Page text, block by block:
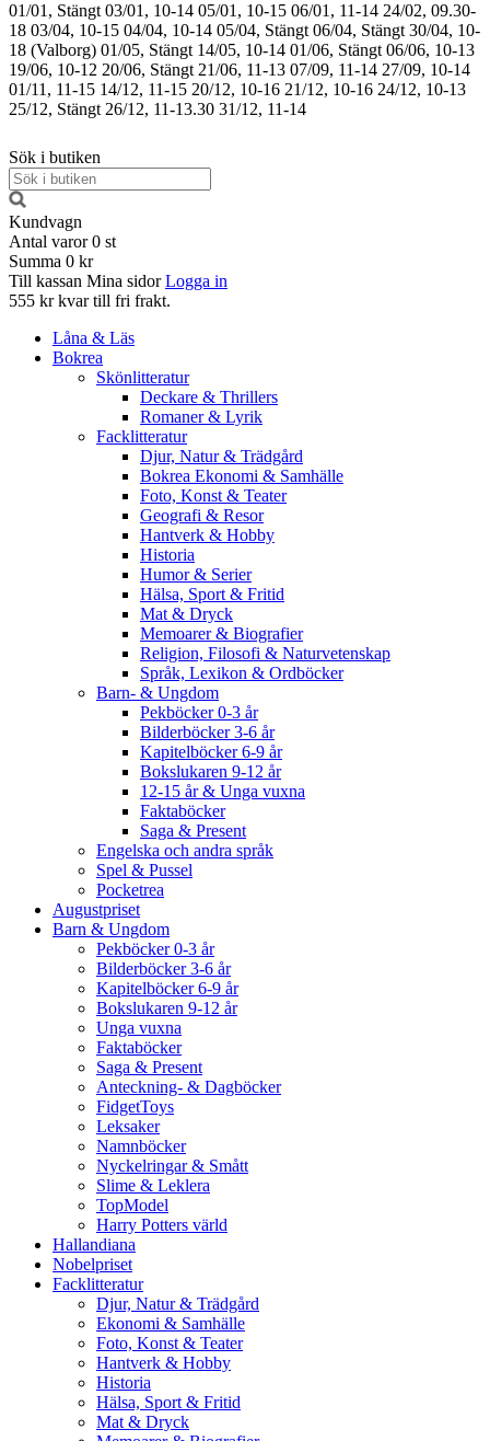
01/01, Stängt 03/01, 10-14 05/01, 10-15 06/01, 11-14 24/02, 09.30-
18 03/04, 10-15 04/04, 10-14 05/04, Stängt 06/04, Stängt 30/04, 10-
18 (Valborg) 01/05, Stängt 14/05, 10-14 01/06, Stängt 06/06, 10-13
19/06, 10-12 20/06, Stängt 21/06, 11-13 07/09, 11-14 27/09, 10-14
01/11, 11-15 14/12, 11-15 20/12, 10-16 21/12, 10-16 24/12, 10-13
25/12, Stängt 26/12, 11-13.30 31/12, 11-14
Sök i butiken
Kundvagn
Antal varor 0 st
Summa 0 kr
Till kassan Mina sidor Logga in
555 kr kvar till fri frakt.
Låna & Läs
Bokrea
Skönlitteratur
Deckare & Thrillers
Romaner & Lyrik
Facklitteratur
Djur, Natur & Trädgård
Bokrea Ekonomi & Samhälle
Foto, Konst & Teater
Geografi & Resor
Hantverk & Hobby
Historia
Humor & Serier
Hälsa, Sport & Fritid
Mat & Dryck
Memoarer & Biografier
Religion, Filosofi & Naturvetenskap
Språk, Lexikon & Ordböcker
Barn- & Ungdom
Pekböcker 0-3 år
Bilderböcker 3-6 år
Kapitelböcker 6-9 år
Bokslukaren 9-12 år
12-15 år & Unga vuxna
Faktaböcker
Saga & Present
Engelska och andra språk
Spel & Pussel
Pocketrea
Augustpriset
Barn & Ungdom
Pekböcker 0-3 år
Bilderböcker 3-6 år
Kapitelböcker 6-9 år
Bokslukaren 9-12 år
Unga vuxna
Faktaböcker
Saga & Present
Anteckning- & Dagböcker
FidgetToys
Leksaker
Namnböcker
Nyckelringar & Smått
Slime & Leklera
TopModel
Harry Potters värld
Hallandiana
Nobelpriset
Facklitteratur
Djur, Natur & Trädgård
Ekonomi & Samhälle
Foto, Konst & Teater
Hantverk & Hobby
Historia
Hälsa, Sport & Fritid
Mat & Dryck